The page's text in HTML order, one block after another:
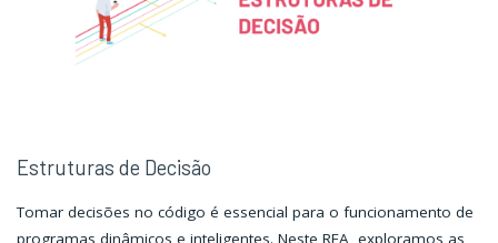
Estruturas de Decisão
Tomar decisões no código é essencial para o funcionamento de
programas dinâmicos e inteligentes. Neste REA, exploramos as